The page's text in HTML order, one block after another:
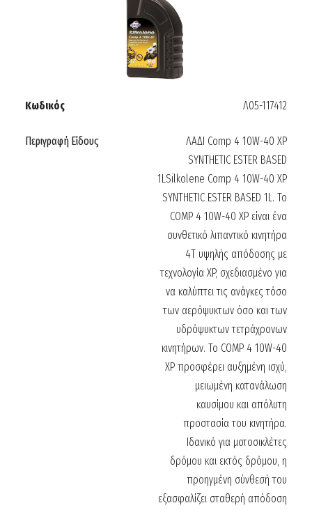
Κωδικός Λ05-117412
Περιγραφή Είδους
ΛΑΔΙ Comp 4 10W-40 XP
SYNTHETIC ESTER BASED
1LSilkolene Comp 4 10W-40 XP
SYNTHETIC ESTER BASED 1L. Το
COMP 4 10W-40 XP είναι ένα
συνθετικό λιπαντικό κινητήρα
4T υψηλής απόδοσης με
τεχνολογία XP, σχεδιασμένο για
να καλύπτει τις ανάγκες τόσο
των αερόψυκτων όσο και των
υδρόψυκτων τετράχρονων
κινητήρων. Το COMP 4 10W-40
XP προσφέρει αυξημένη ισχύ,
μειωμένη κατανάλωση
καυσίμου και απόλυτη
προστασία του κινητήρα.
Ιδανικό για μοτοσικλέτες
δρόμου και εκτός δρόμου, η
προηγμένη σύνθεσή του
εξασφαλίζει σταθερή απόδοση